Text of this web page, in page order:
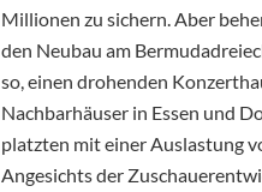
Millionen zu sichern. Aber
den Neubau am
so, einen drohenden
Nachbarhäuser in Essen und
platzten mit einer Auslastung
Angesichts der